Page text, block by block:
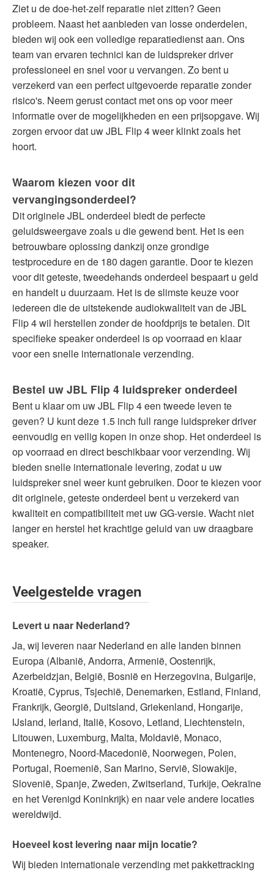
Ziet u de doe-het-zelf reparatie niet zitten? Geen
probleem. Naast het aanbieden van losse onderdelen,
bieden wij ook een volledige reparatiedienst aan. Ons
team van ervaren technici kan de luidspreker driver
professioneel en snel voor u vervangen. Zo bent u
verzekerd van een perfect uitgevoerde reparatie zonder
risico's. Neem gerust contact met ons op voor meer
informatie over de mogelijkheden en een prijsopgave. Wij
zorgen ervoor dat uw JBL Flip 4 weer klinkt zoals het
hoort.
Waarom kiezen voor dit
vervangingsonderdeel?
Dit originele JBL onderdeel biedt de perfecte
geluidsweergave zoals u die gewend bent. Het is een
betrouwbare oplossing dankzij onze grondige
testprocedure en de 180 dagen garantie. Door te kiezen
voor dit geteste, tweedehands onderdeel bespaart u geld
en handelt u duurzaam. Het is de slimste keuze voor
iedereen die de uitstekende audiokwaliteit van de JBL
Flip 4 wil herstellen zonder de hoofdprijs te betalen. Dit
specifieke speaker onderdeel is op voorraad en klaar
voor een snelle internationale verzending.
Bestel uw JBL Flip 4 luidspreker onderdeel
Bent u klaar om uw JBL Flip 4 een tweede leven te
geven? U kunt deze 1.5 inch full range luidspreker driver
eenvoudig en veilig kopen in onze shop. Het onderdeel is
op voorraad en direct beschikbaar voor verzending. Wij
bieden snelle internationale levering, zodat u uw
luidspreker snel weer kunt gebruiken. Door te kiezen voor
dit originele, geteste onderdeel bent u verzekerd van
kwaliteit en compatibiliteit met uw GG-versie. Wacht niet
langer en herstel het krachtige geluid van uw draagbare
speaker.
Veelgestelde vragen
Levert u naar Nederland?
Ja, wij leveren naar Nederland en alle landen binnen
Europa (Albanië, Andorra, Armenië, Oostenrijk,
Azerbeidzjan, België, Bosnië en Herzegovina, Bulgarije,
Kroatië, Cyprus, Tsjechië, Denemarken, Estland, Finland,
Frankrijk, Georgië, Duitsland, Griekenland, Hongarije,
IJsland, Ierland, Italië, Kosovo, Letland, Liechtenstein,
Litouwen, Luxemburg, Malta, Moldavië, Monaco,
Montenegro, Noord-Macedonië, Noorwegen, Polen,
Portugal, Roemenië, San Marino, Servië, Slowakije,
Slovenië, Spanje, Zweden, Zwitserland, Turkije, Oekraïne
en het Verenigd Koninkrijk) en naar vele andere locaties
wereldwijd.
Hoeveel kost levering naar mijn locatie?
Wij bieden internationale verzending met pakkettracking